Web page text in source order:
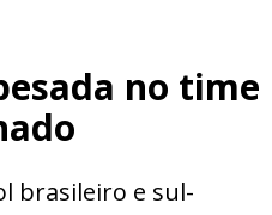
no time
brasileiro e sul-